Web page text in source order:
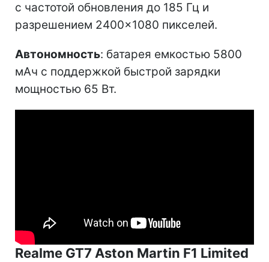
с частотой обновления до 185 Гц и
разрешением 2400×1080 пикселей.
Автономность: батарея емкостью 5800
мАч с поддержкой быстрой зарядки
мощностью 65 Вт.
Realme GT7 Aston Martin F1 Limited